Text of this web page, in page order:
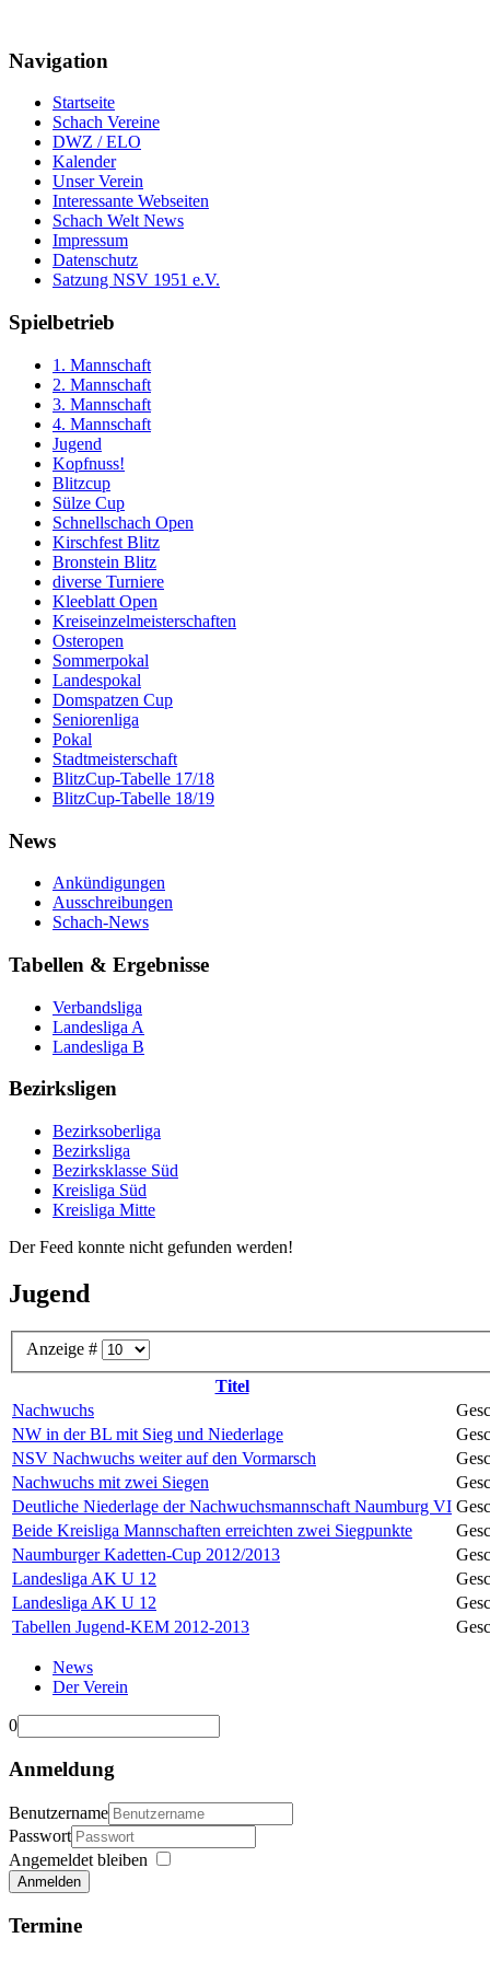
Navigation
Startseite
Schach Vereine
DWZ / ELO
Kalender
Unser Verein
Interessante Webseiten
Schach Welt News
Impressum
Datenschutz
Satzung NSV 1951 e.V.
Spielbetrieb
1. Mannschaft
2. Mannschaft
3. Mannschaft
4. Mannschaft
Jugend
Kopfnuss!
Blitzcup
Sülze Cup
Schnellschach Open
Kirschfest Blitz
Bronstein Blitz
diverse Turniere
Kleeblatt Open
Kreiseinzelmeisterschaften
Osteropen
Sommerpokal
Landespokal
Domspatzen Cup
Seniorenliga
Pokal
Stadtmeisterschaft
BlitzCup-Tabelle 17/18
BlitzCup-Tabelle 18/19
News
Ankündigungen
Ausschreibungen
Schach-News
Tabellen & Ergebnisse
Verbandsliga
Landesliga A
Landesliga B
Bezirksligen
Bezirksoberliga
Bezirksliga
Bezirksklasse Süd
Kreisliga Süd
Kreisliga Mitte
Der Feed konnte nicht gefunden werden!
Jugend
Anzeige #
Titel
Nachwuchs
NW in der BL mit Sieg und Niederlage
NSV Nachwuchs weiter auf den Vormarsch
Nachwuchs mit zwei Siegen
Deutliche Niederlage der Nachwuchsmannschaft Naumburg VI
Beide Kreisliga Mannschaften erreichten zwei Siegpunkte
Naumburger Kadetten-Cup 2012/2013
Landesliga AK U 12
Landesliga AK U 12
Tabellen Jugend-KEM 2012-2013
News
Der Verein
0
Anmeldung
Benutzername
Passwort
Angemeldet bleiben
Anmelden
Termine